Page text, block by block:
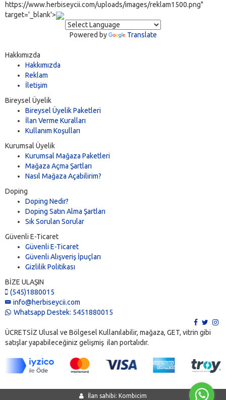
İlan sahibi: Kombicim
https://www.herbiseycii.com/uploads/images/reklam1500.png"
target='_blank'>
Powered by Translate
Hakkımızda
Hakkımızda
Reklam
İletişim
Bireysel Üyelik
Bireysel Üyelik Paketleri
İlan Verme Kuralları
Kullanım Koşulları
Kurumsal Üyelik
Kurumsal Mağaza Paketleri
Mağaza Açma Şartları
Nasıl Mağaza Açabilirim?
Doping
Doping Nedir?
Doping Satın Alma Şartları
Sık Sorulan Sorular
Güvenli E-Ticaret
Güvenli E-Ticaret
Güvenli Alışveriş İpuçları
Gizlilik Politikası
BİZE ULAŞIN
(545)1880015
info@herbiseycii.com
Whatsapp Destek: 5451880015
ÜCRETSİZ Ulusal ve Bölgesel Kullanılabilir, mağaza, GET, vitrin gibi
satışlar yapabileceğiniz gelişmiş ilan portalıdır.